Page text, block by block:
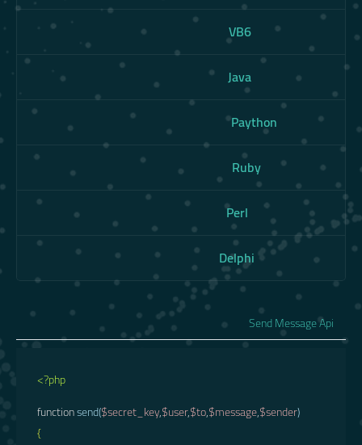
VB6
Java
Paython
Ruby
Perl
Delphi
Send Message Api
<?php
functionsend($secret_key,$user,$to,$message,$sender)
{